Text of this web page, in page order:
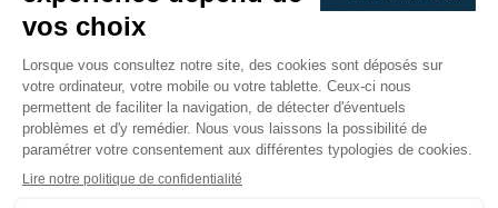
Portes Ouvertes Véranda Extension Suisse | 26-27 Juin
portes ouvertes véranda sur mesure
Nous Suivre